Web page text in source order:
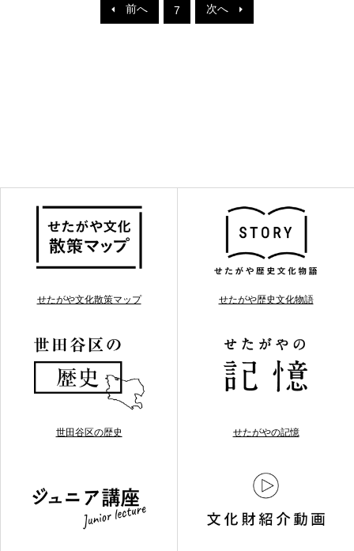
前へ 7 次へ
せたがや文化散策マップ せたがや歴史文化物語
世田谷区の歴史 せたがやの記憶